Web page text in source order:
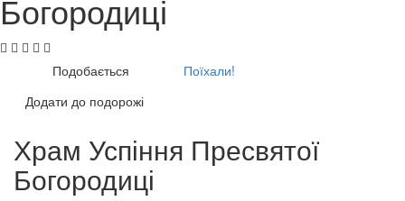
Богородиці
Подобається
Поїхали!
Додати до подорожі
Храм Успіння Пресвятої
Богородиці